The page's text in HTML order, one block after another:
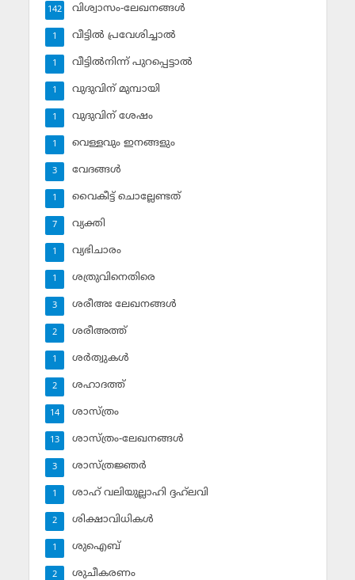
വിശ്വാസം-ലേഖനങ്ങള്‍
142
വീട്ടില്‍ പ്രവേശിച്ചാല്‍
1
വീട്ടില്‍നിന്ന് പുറപ്പെട്ടാല്‍
1
വുദുവിന് മുമ്പായി
1
വുദുവിന് ശേഷം
1
വെള്ളവും ഇനങ്ങളും
1
വേദങ്ങള്‍
3
വൈകീട്ട് ചൊല്ലേണ്ടത്
1
വ്യക്തി
7
വ്യഭിചാരം
1
ശത്രുവിനെതിരെ
1
ശരീഅഃ ലേഖനങ്ങള്‍
3
ശരീഅത്ത്
2
ശര്‍ത്വുകള്‍
1
ശഹാദത്ത്
2
ശാസ്ത്രം
14
ശാസ്ത്രം-ലേഖനങ്ങള്‍
13
ശാസ്ത്രജ്ഞര്‍
3
ശാഹ് വലിയുല്ലാഹി ദ്ദഹ്‌ലവി
1
ശിക്ഷാവിധികള്‍
2
ശുഐബ്‌
1
ശുചീകരണം
2